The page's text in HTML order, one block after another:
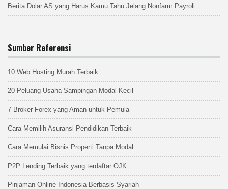
Berita Dolar AS yang Harus Kamu Tahu Jelang Nonfarm Payroll
Sumber Referensi
10 Web Hosting Murah Terbaik
20 Peluang Usaha Sampingan Modal Kecil
7 Broker Forex yang Aman untuk Pemula
Cara Memilih Asuransi Pendidikan Terbaik
Cara Memulai Bisnis Properti Tanpa Modal
P2P Lending Terbaik yang terdaftar OJK
Pinjaman Online Indonesia Berbasis Syariah